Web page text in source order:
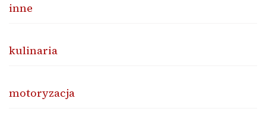
inne
kulinaria
motoryzacja